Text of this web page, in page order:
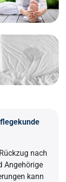
nach
Angehörige
kann